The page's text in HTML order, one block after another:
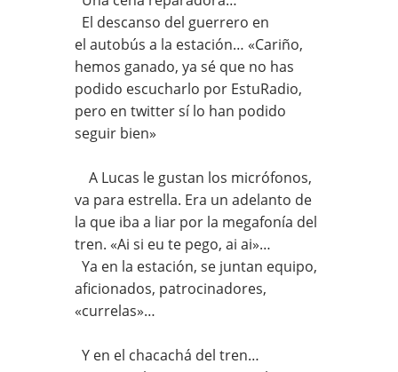
El descanso del guerrero en
el autobús a la estación… «Cariño,
hemos ganado, ya sé que no has
podido escucharlo por EstuRadio,
pero en twitter sí lo han podido
seguir bien»
A Lucas le gustan los micrófonos,
va para estrella. Era un adelanto de
la que iba a liar por la megafonía del
tren. «Ai si eu te pego, ai ai»…
Ya en la estación, se juntan equipo,
aficionados, patrocinadores,
«currelas»…
Y en el chacachá del tren…